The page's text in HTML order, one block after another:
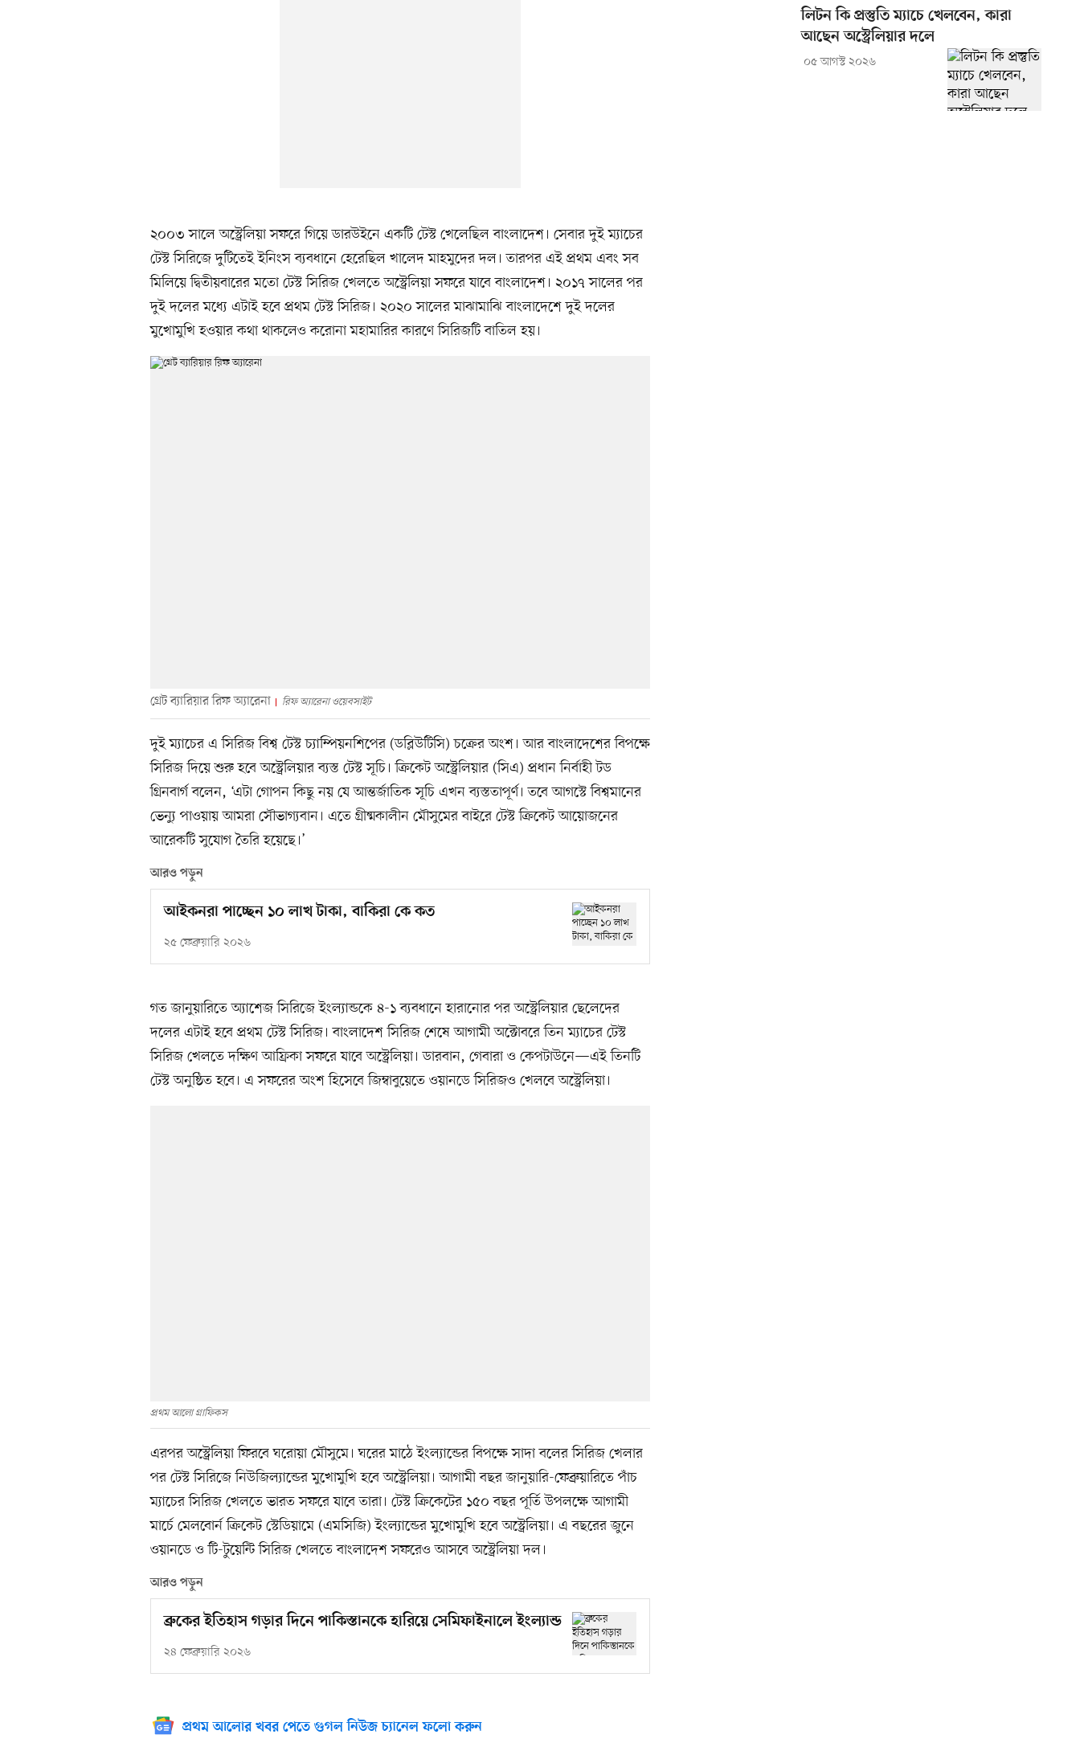
২০০৩ সালে অস্ট্রেলিয়া সফরে গিয়ে ডারউইনে একটি টেস্ট খেলেছিল বাংলাদেশ। সেবার দুই ম্যাচের
টেস্ট সিরিজে দুটিতেই ইনিংস ব্যবধানে হেরেছিল খালেদ মাহমুদের দল। তারপর এই প্রথম এবং সব
মিলিয়ে দ্বিতীয়বারের মতো টেস্ট সিরিজ খেলতে অস্ট্রেলিয়া সফরে যাবে বাংলাদেশ। ২০১৭ সালের পর
দুই দলের মধ্যে এটাই হবে প্রথম টেস্ট সিরিজ। ২০২০ সালের মাঝামাঝি বাংলাদেশে দুই দলের
মুখোমুখি হওয়ার কথা থাকলেও করোনা মহামারির কারণে সিরিজটি বাতিল হয়।
গ্রেট ব্যারিয়ার রিফ অ্যারেনা রিফ অ্যারেনা ওয়েবসাইট
দুই ম্যাচের এ সিরিজ বিশ্ব টেস্ট চ্যাম্পিয়নশিপের (ডব্লিউটিসি) চক্রের অংশ। আর বাংলাদেশের বিপক্ষে
সিরিজ দিয়ে শুরু হবে অস্ট্রেলিয়ার ব্যস্ত টেস্ট সূচি। ক্রিকেট অস্ট্রেলিয়ার (সিএ) প্রধান নির্বাহী টড
গ্রিনবার্গ বলেন, ‘এটা গোপন কিছু নয় যে আন্তর্জাতিক সূচি এখন ব্যস্ততাপূর্ণ। তবে আগস্টে বিশ্বমানের
ভেন্যু পাওয়ায় আমরা সৌভাগ্যবান। এতে গ্রীষ্মকালীন মৌসুমের বাইরে টেস্ট ক্রিকেট আয়োজনের
আরেকটি সুযোগ তৈরি হয়েছে।’
আরও পড়ুন
আইকনরা পাচ্ছেন ১০ লাখ টাকা, বাকিরা কে কত
২৫ ফেব্রুয়ারি ২০২৬
গত জানুয়ারিতে অ্যাশেজ সিরিজে ইংল্যান্ডকে ৪-১ ব্যবধানে হারানোর পর অস্ট্রেলিয়ার ছেলেদের
দলের এটাই হবে প্রথম টেস্ট সিরিজ। বাংলাদেশ সিরিজ শেষে আগামী অক্টোবরে তিন ম্যাচের টেস্ট
সিরিজ খেলতে দক্ষিণ আফ্রিকা সফরে যাবে অস্ট্রেলিয়া। ডারবান, গেবারা ও কেপটাউনে—এই তিনটি
টেস্ট অনুষ্ঠিত হবে। এ সফরের অংশ হিসেবে জিম্বাবুয়েতে ওয়ানডে সিরিজও খেলবে অস্ট্রেলিয়া।
প্রথম আলো গ্রাফিকস
এরপর অস্ট্রেলিয়া ফিরবে ঘরোয়া মৌসুমে। ঘরের মাঠে ইংল্যান্ডের বিপক্ষে সাদা বলের সিরিজ খেলার
পর টেস্ট সিরিজে নিউজিল্যান্ডের মুখোমুখি হবে অস্ট্রেলিয়া। আগামী বছর জানুয়ারি-ফেব্রুয়ারিতে পাঁচ
ম্যাচের সিরিজ খেলতে ভারত সফরে যাবে তারা। টেস্ট ক্রিকেটের ১৫০ বছর পূর্তি উপলক্ষে আগামী
মার্চে মেলবোর্ন ক্রিকেট স্টেডিয়ামে (এমসিজি) ইংল্যান্ডের মুখোমুখি হবে অস্ট্রেলিয়া। এ বছরের জুনে
ওয়ানডে ও টি-টুয়েন্টি সিরিজ খেলতে বাংলাদেশ সফরেও আসবে অস্ট্রেলিয়া দল।
আরও পড়ুন
ব্রুকের ইতিহাস গড়ার দিনে পাকিস্তানকে হারিয়ে সেমিফাইনালে ইংল্যান্ড
২৪ ফেব্রুয়ারি ২০২৬
প্রথম আলোর খবর পেতে গুগল নিউজ চ্যানেল ফলো করুন
লিটন কি প্রস্তুতি ম্যাচে খেলবেন, কারা
আছেন অস্ট্রেলিয়ার দলে
০৫ আগস্ট ২০২৬